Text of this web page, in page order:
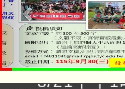
「本色祭
場熱烈登
8/21下午1